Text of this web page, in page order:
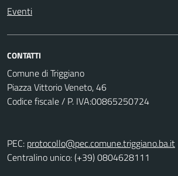
Eventi
CONTATTI
Comune di Triggiano
Piazza Vittorio Veneto, 46
Codice fiscale / P. IVA:00865250724
PEC: protocollo@pec.comune.triggiano.ba.it
Centralino unico: (+39) 0804628111